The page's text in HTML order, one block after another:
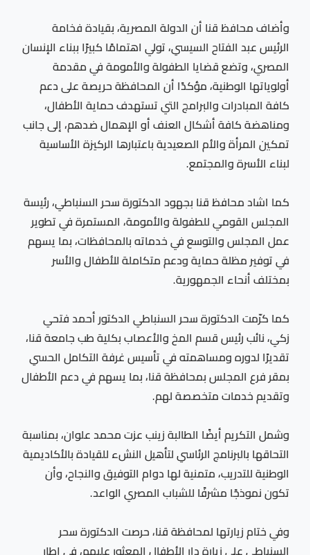
وأضاف محافظ قنا أن الدولة المصرية، بقيادة فخامة
الرئيس عبد الفتاح السيسي، تولي اهتمامًا كبيرًا ببناء الإنسان
المصري، وتضع قضايا الطفولة والأمومة في مقدمة
أولوياتها الوطنية، مؤكدًا أن المحافظة حريصة على دعم
كافة المبادرات والبرامج التي تستهدف حماية الأطفال،
ومناهضة كافة أشكال العنف أو الإهمال ضدهم، إلى جانب
تمكين المرأة والأم الصعيدية باعتبارها الركيزة الأساسية
لبناء الأسرة والمجتمع.
كما اشاد محافظ قنا بجهود الدكتورة سحر السنباطي، رئيسة
المجلس القومي للطفولة والأمومة، المستمرة في تطوير
عمل المجلس والتوسع في خدماته بالمحافظات، بما يسهم
في توفير مظلة حماية ودعم متكاملة للأطفال والأسر
بمختلف أنحاء الجمهورية.
كما كرّمت الدكتورة سحر السنباطي الدكتور أحمد فتحي
زكي، نائب رئيس قسم المخ والأعصاب بكلية طب جامعة قنا،
تقديرًا لدوره ومساهمته في تأسيس غرفة التكامل الحسي
بمقر فرع المجلس بمحافظة قنا، بما يسهم في دعم الأطفال
وتقديم خدمات متخصصة لهم.
وشمل التكريم أيضًا الطالبة زينب عزت محمد علوان، بمناسبة
التحاقها بالبرنامج الرئاسي لتأهيل النشء للقيادة بالأكاديمية
الوطنية للتدريب، متمنية لها دوام التوفيق والنجاح، وأن
تكون نموذجًا مشرفًا للشباب المصري الواعد.
وفي ختام زيارتها لمحافظة قنا، حرصت الدكتورة سحر
السنباطي على زيارة دار الأطفال المعثور عليهم، في إطار